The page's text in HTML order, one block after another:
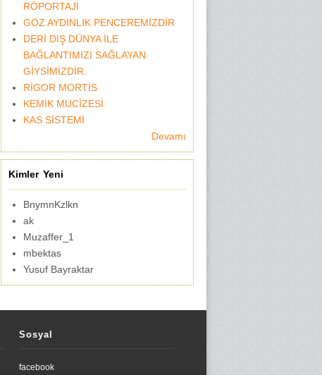
RÖPORTAJI
GÖZ AYDINLIK PENCEREMİZDİR
DERİ DIŞ DÜNYA İLE
BAĞLANTIMIZI SAĞLAYAN
GİYSİMİZDİR.
RİGOR MORTİS
KEMİK MUCİZESİ
KAS SİSTEMİ
Devamı
Kimler Yeni
BnymnKzlkn
ak
Muzaffer_1
mbektas
Yusuf Bayraktar
Sosyal
facebook